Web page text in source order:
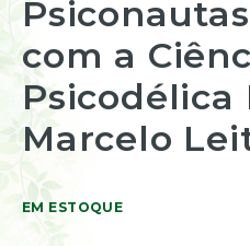
Resinas
/
Incensos
Naturais
Óleos
Essenciais
Óleos
Perfumados
para
o
início
da
Galeria
de
imagens
com a
Psicodélica
Marcelo
EM ESTOQUE